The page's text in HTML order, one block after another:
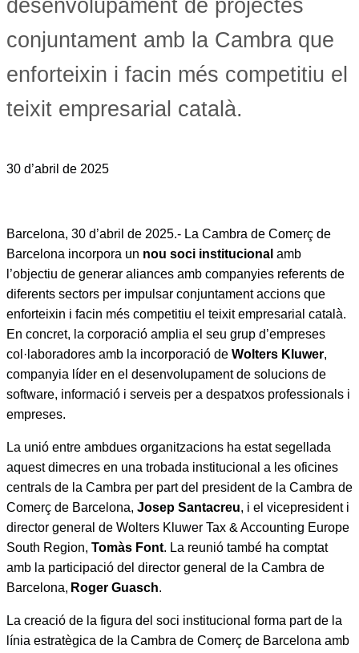
desenvolupament de projectes
conjuntament amb la Cambra que
enforteixin i facin més competitiu el
teixit empresarial català.
30 d’abril de 2025
Barcelona, 30 d’abril de 2025.- La Cambra de Comerç de
Barcelona incorpora un nou soci institucional amb
l’objectiu de generar aliances amb companyies referents de
diferents sectors per impulsar conjuntament accions que
enforteixin i facin més competitiu el teixit empresarial català.
En concret, la corporació amplia el seu grup d’empreses
col·laboradores amb la incorporació de Wolters Kluwer,
companyia líder en el desenvolupament de solucions de
software, informació i serveis per a despatxos professionals i
empreses.
La unió entre ambdues organitzacions ha estat segellada
aquest dimecres en una trobada institucional a les oficines
centrals de la Cambra per part del president de la Cambra de
Comerç de Barcelona, Josep Santacreu, i el vicepresident i
director general de Wolters Kluwer Tax & Accounting Europe
South Region, Tomàs Font. La reunió també ha comptat
amb la participació del director general de la Cambra de
Barcelona, Roger Guasch.
La creació de la figura del soci institucional forma part de la
línia estratègica de la Cambra de Comerç de Barcelona amb